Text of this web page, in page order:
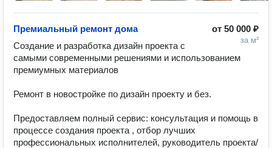
от 50 000 ₽
за м²
Премиальный ремонт дома
Создание и разработка дизайн проекта с
самыми современными решениями и использованием
премиумных материалов
Ремонт в новостройке по дизайн проекту и без.
Предоставляем полный сервис: консультация и помощь в
процессе создания проекта , отбор лучших
профессиональных исполнителей, руководитель проекта/